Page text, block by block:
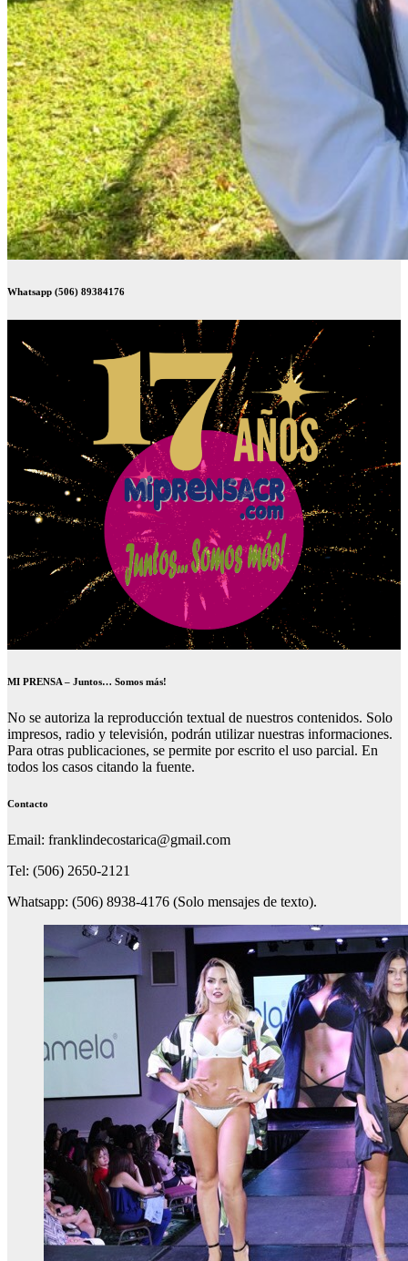
Whatsapp (506) 89384176
MI PRENSA – Juntos… Somos más!
No se autoriza la reproducción textual de nuestros contenidos. Solo
impresos, radio y televisión, podrán utilizar nuestras informaciones.
Para otras publicaciones, se permite por escrito el uso parcial. En
todos los casos citando la fuente.
Contacto
Email: franklindecostarica@gmail.com
Tel: (506) 2650-2121
Whatsapp: (506) 8938-4176 (Solo mensajes de texto).